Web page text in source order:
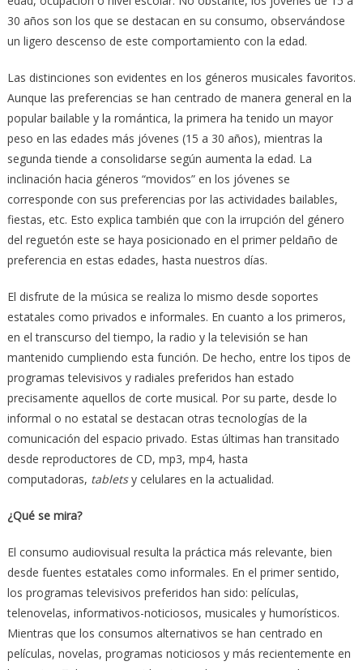
30 años son los que se destacan en su consumo, observándose
un ligero descenso de este comportamiento con la edad.
Las distinciones son evidentes en los géneros musicales favoritos.
Aunque las preferencias se han centrado de manera general en la
popular bailable y la romántica, la primera ha tenido un mayor
peso en las edades más jóvenes (15 a 30 años), mientras la
segunda tiende a consolidarse según aumenta la edad. La
inclinación hacia géneros “movidos” en los jóvenes se
corresponde con sus preferencias por las actividades bailables,
fiestas, etc. Esto explica también que con la irrupción del género
del reguetón este se haya posicionado en el primer peldaño de
preferencia en estas edades, hasta nuestros días.
El disfrute de la música se realiza lo mismo desde soportes
estatales como privados e informales. En cuanto a los primeros,
en el transcurso del tiempo, la radio y la televisión se han
mantenido cumpliendo esta función. De hecho, entre los tipos de
programas televisivos y radiales preferidos han estado
precisamente aquellos de corte musical. Por su parte, desde lo
informal o no estatal se destacan otras tecnologías de la
comunicación del espacio privado. Estas últimas han transitado
desde reproductores de CD, mp3, mp4, hasta
computadoras, tabletsy celulares en la actualidad.
¿Qué se mira?
El consumo audiovisual resulta la práctica más relevante, bien
desde fuentes estatales como informales. En el primer sentido,
los programas televisivos preferidos han sido: películas,
telenovelas, informativos-noticiosos, musicales y humorísticos.
Mientras que los consumos alternativos se han centrado en
películas, novelas, programas noticiosos y más recientemente en